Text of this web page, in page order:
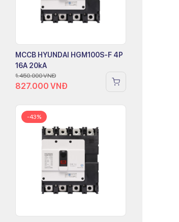
MCCB HYUNDAI HGM100S-F 4P
16A 20kA
1.450.000VNĐ
827.000 VNĐ
-43%